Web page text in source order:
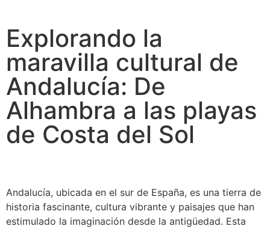
Explorando la
maravilla cultural de
Andalucía: De
Alhambra a las playas
de Costa del Sol
Andalucía, ubicada en el sur de España, es una tierra de
historia fascinante, cultura vibrante y paisajes que han
estimulado la imaginación desde la antigüedad. Esta